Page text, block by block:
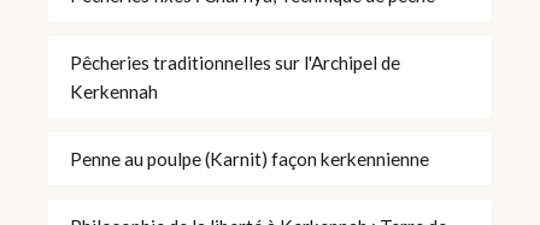
Pêcheries traditionnelles sur l'Archipel de
Kerkennah
Penne au poulpe (Karnit) façon kerkennienne